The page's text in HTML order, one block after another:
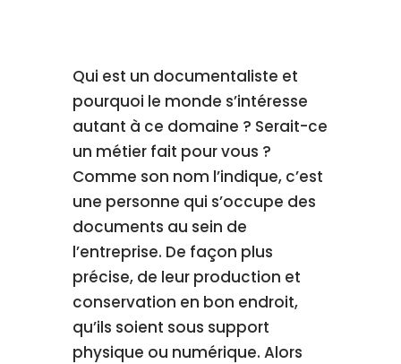
Qui est un documentaliste et
pourquoi le monde s’intéresse
autant à ce domaine ? Serait-ce
un métier fait pour vous ?
Comme son nom l’indique, c’est
une personne qui s’occupe des
documents au sein de
l’entreprise. De façon plus
précise, de leur production et
conservation en bon endroit,
qu’ils soient sous support
physique ou numérique. Alors